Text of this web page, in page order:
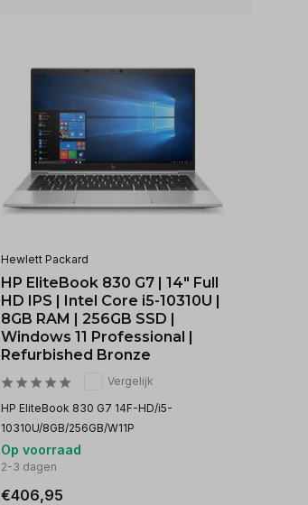
Hewlett Packard
HP EliteBook 830 G7 | 14" Full
HD IPS | Intel Core i5-10310U |
8GB RAM | 256GB SSD |
Windows 11 Professional |
Refurbished Bronze
Vergelijk
HP EliteBook 830 G7 14F-HD/i5-
10310U/8GB/256GB/W11P
Op voorraad
2-3 dagen
€406,95